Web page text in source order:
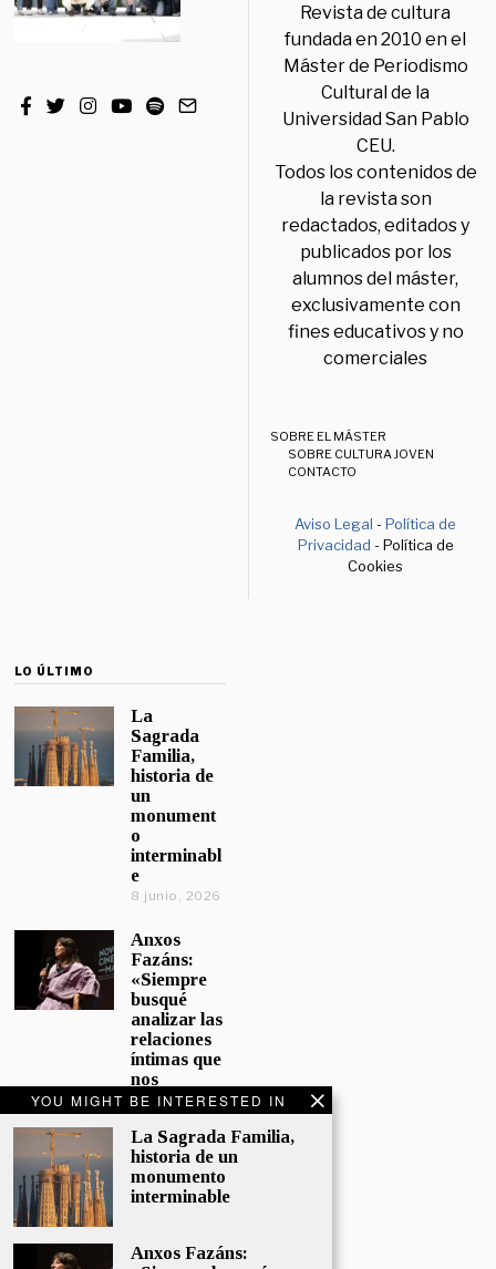
YOU MIGHT BE INTERESTED IN
La Sagrada Familia,
historia de un
monumento
interminable
Anxos Fazáns:
Revista de cultura
fundada en 2010 en el
Máster de Periodismo
Cultural de la
Universidad San Pablo
CEU.
Todos los contenidos de
la revista son
redactados, editados y
publicados por los
alumnos del máster,
exclusivamente con
fines educativos y no
comerciales
SOBRE EL MÁSTER
SOBRE CULTURA JOVEN
CONTACTO
Aviso Legal -Política de
Privacidad - Política de
Cookies
LO ÚLTIMO
La
Sagrada
Familia,
historia de
un
monument
o
interminabl
e
8 junio, 2026
Anxos
Fazáns:
«Siempre
busqué
analizar las
relaciones
íntimas que
nos
afectan»
El hijo de la
cómica, el
homenaje
Sacristán a
Fernán